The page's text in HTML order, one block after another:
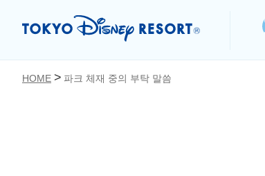
HOME 파크 체재 중의 부탁 말씀